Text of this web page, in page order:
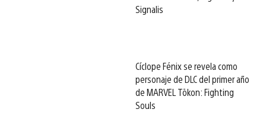
Signalis
Cíclope Fénix se revela como
personaje de DLC del primer año
de MARVEL Tōkon: Fighting
Souls